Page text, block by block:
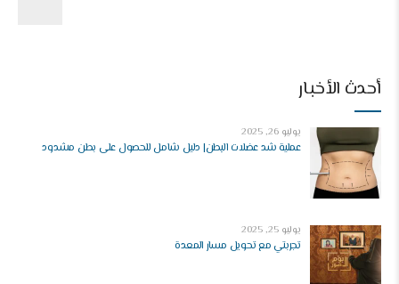
أحدث الأخبار
يوليو 26, 2025
عملية شد عضلات البطن| دليل شامل للحصول على بطن مشدود
يوليو 25, 2025
تجربتي مع تحويل مسار المعدة